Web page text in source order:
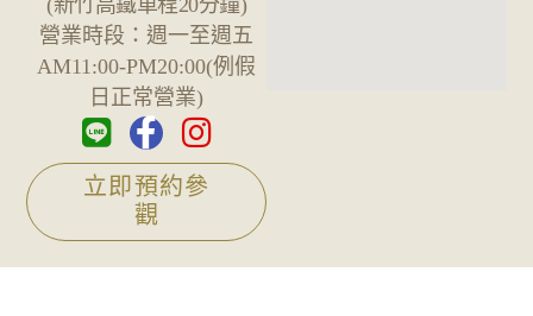
(新竹高鐵車程20分鐘)
營業時段：週一至週五
AM11:00-PM20:00(例假
日正常營業)
立即預約參
觀